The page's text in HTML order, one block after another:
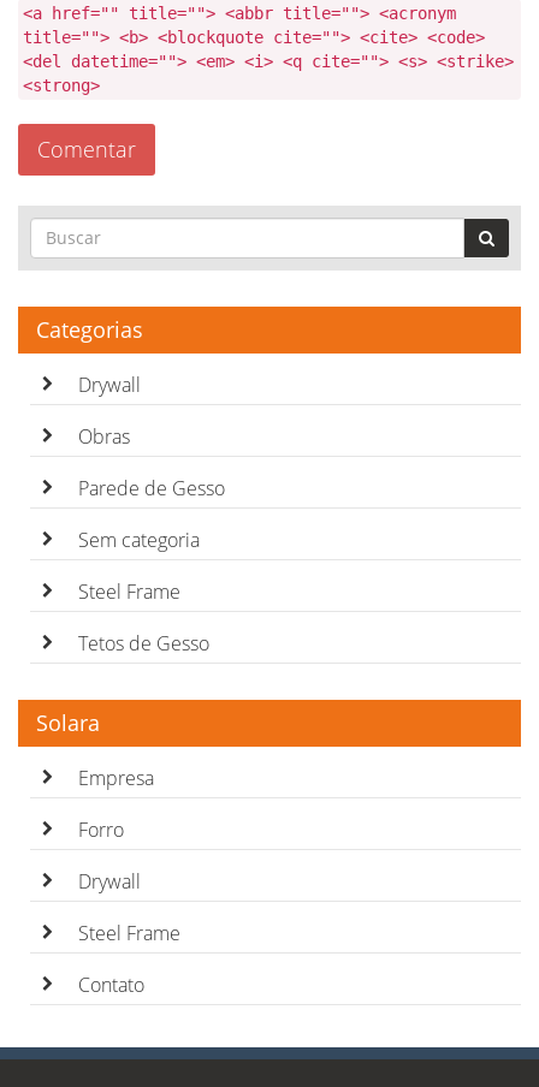
<a href="" title=""> <abbr title=""> <acronym
title=""> <b> <blockquote cite=""> <cite> <code>
<del datetime=""> <em> <i> <q cite=""> <s> <strike>
<strong>
Categorias
Drywall
Obras
Parede de Gesso
Sem categoria
Steel Frame
Tetos de Gesso
Solara
Empresa
Forro
Drywall
Steel Frame
Contato